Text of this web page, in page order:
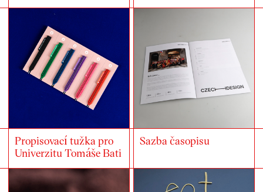
Propisovací tužka pro
Univerzitu Tomáše Bati
Sazba časopisu